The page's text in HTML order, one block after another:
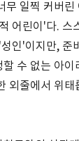
무 일찍 커버
어린이'다. 스
인'이지만, 준
수 없는 아이
외줄에서 위태